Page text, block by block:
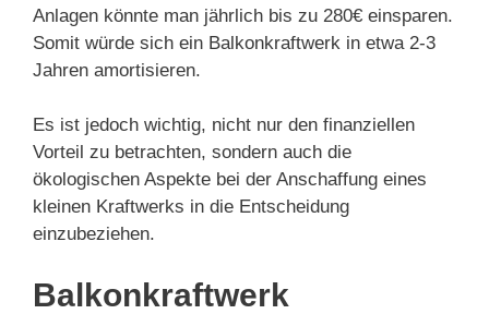
Anlagen könnte man jährlich bis zu 280€ einsparen.
Somit würde sich ein Balkonkraftwerk in etwa 2-3
Jahren amortisieren.
Es ist jedoch wichtig, nicht nur den finanziellen
Vorteil zu betrachten, sondern auch die
ökologischen Aspekte bei der Anschaffung eines
kleinen Kraftwerks in die Entscheidung
einzubeziehen.
Balkonkraftwerk